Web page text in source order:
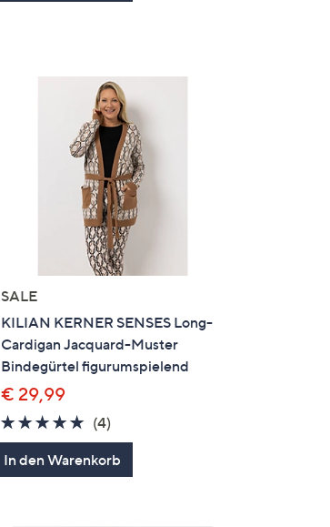
SALE
KILIAN KERNER SENSES Long-
Cardigan Jacquard-Muster
Bindegürtel figurumspielend
€ 29,99
5.0
von
5
(4)
Bewertungen
In den Warenkorb